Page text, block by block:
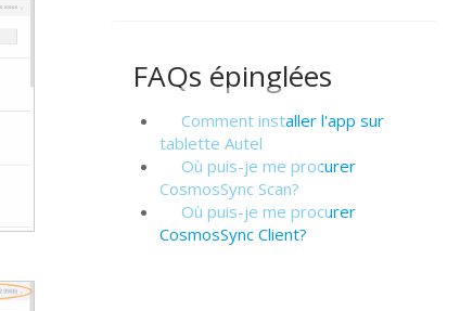
FAQs épinglées
Comment installer l'app sur
tablette Autel
Où puis-je me procurer
CosmosSync Scan?
Où puis-je me procurer
CosmosSync Client?